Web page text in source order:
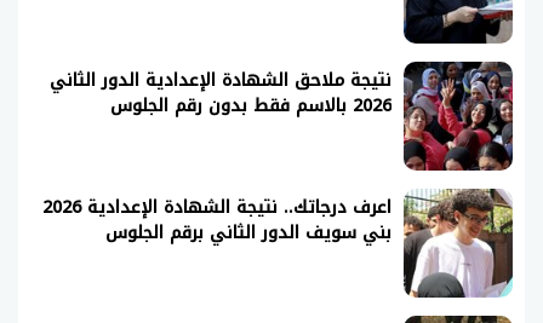
نتيجة ملاحق الشهادة الإعدادية الدور الثاني
2026 بالاسم فقط بدون رقم الجلوس
اعرف درجاتك.. نتيجة الشهادة الإعدادية 2026
بني سويف الدور الثاني برقم الجلوس